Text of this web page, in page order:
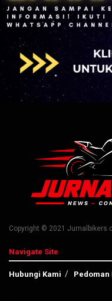
Copyright © 2021
Navigate Site
Hubungi Kami Pedoman